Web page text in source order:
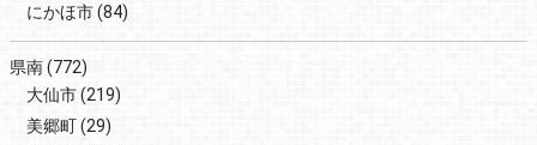
にかほ市(84)
県南(772)
大仙市(219)
美郷町(29)